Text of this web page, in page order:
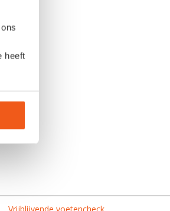
heeft